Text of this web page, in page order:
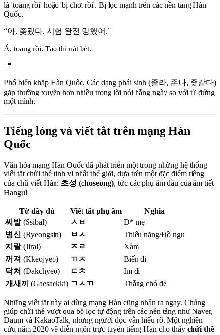
là 'toang rồi' hoặc 'bị chơi rồi'. Bị lọc mạnh trên các nền tảng Hàn
Quốc.
“아, 좆됐다. 시험 완전 망했어.”
Á, toang rồi. Tao thi nát bét.
📍
Phổ biến khắp Hàn Quốc. Các dạng phái sinh (졸라, 존나, 좆같다)
gặp thường xuyên hơn nhiều trong lời nói hằng ngày so với từ đứng
một mình.
Tiếng lóng và viết tắt trên mạng Hàn
Quốc
Văn hóa mạng Hàn Quốc đã phát triển một trong những hệ thống
viết tắt chửi thề tinh vi nhất thế giới, dựa trên một đặc điểm riêng
của chữ viết Hàn: 초성 (choseong), tức các phụ âm đầu của âm tiết
Hangul.
Từ đầy đủ Viết tắt phụ âm
Nghĩa
씨발(Ssibal) ㅅㅂ
Đ* mẹ
병신 (Byeongsin) ㅂㅅ
Thiểu năng/Đồ ngu
지랄(Jiral) ㅈㄹ
Xàm
꺼져 (Kkeojyeo) ㄲㅈ
Biến đi
닥쳐 (Dakchyeo) ㄷㅊ
Im đi
개새끼 (Gaesaekki) ㄱㅅㄲ Thằng chó đẻ
Những viết tắt này ai dùng mạng Hàn cũng nhận ra ngay. Chúng
giúp chửi thề vượt qua bộ lọc tự động trên các nền tảng như Naver,
Daum và KakaoTalk, nhưng người đọc vẫn hiểu rõ. Một nghiên
cứu năm 2020 về diễn ngôn trực tuyến tiếng Hàn cho thấy chửi thề